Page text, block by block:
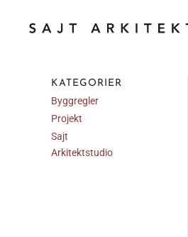
KATEGORIER
Byggregler
Projekt
Sajt
Arkitektstudio